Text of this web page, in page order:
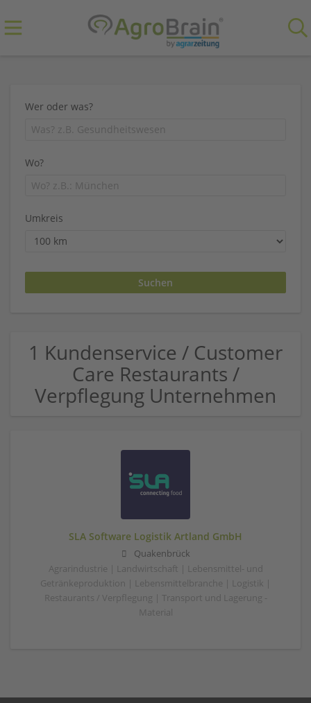
Wer oder was?
Wo?
Umkreis
1 Kundenservice / Customer
Care Restaurants /
Verpflegung Unternehmen
SLA Software Logistik Artland GmbH
Quakenbrück
Agrarindustrie | Landwirtschaft | Lebensmittel- und
Getränkeproduktion | Lebensmittelbranche | Logistik |
Restaurants / Verpflegung | Transport und Lagerung -
Material